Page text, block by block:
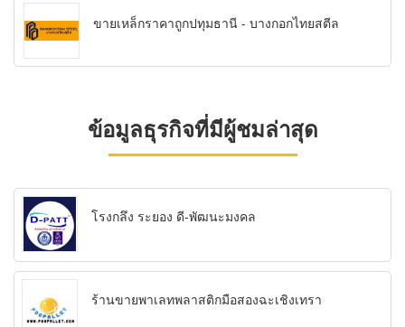
ขายเหล็กราคาถูกปทุมธานี - บางกอกไทยสตีล
ข้อมูลธุรกิจที่มีผู้ชมล่าสุด
โรงกลึง ระยอง ดี-พัฒนะมงคล
ร้านขายพาเลทพลาสติกมือสองฉะเชิงเทรา